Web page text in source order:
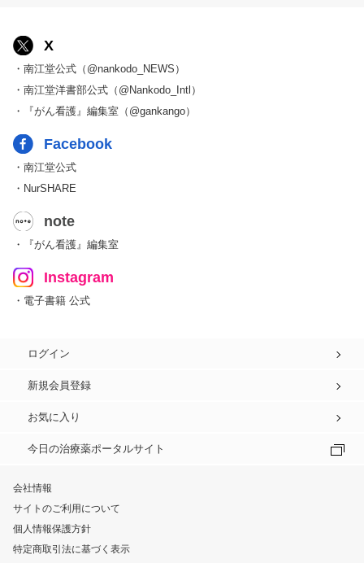
X
・南江堂公式（@nankodo_NEWS）
・南江堂洋書部公式（@Nankodo_Intl）
・『がん看護』編集室（@gankango）
Facebook
・南江堂公式
・NurSHARE
note
・『がん看護』編集室
Instagram
・電子書籍 公式
ログイン
新規会員登録
お気に入り
今日の治療薬ポータルサイト
会社情報
サイトのご利用について
個人情報保護方針
特定商取引法に基づく表示